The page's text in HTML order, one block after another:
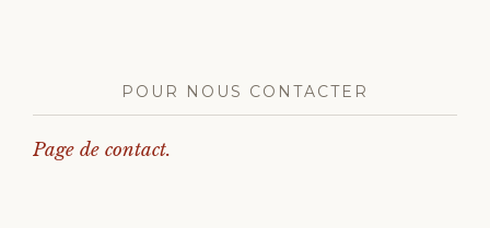
POUR NOUS CONTACTER
Page de contact.